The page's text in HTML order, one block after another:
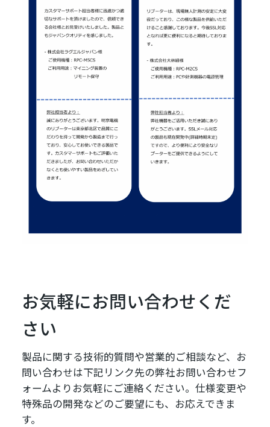
お気軽にお問い合わせくだ
さい
製品に関する技術的質問や営業的ご相談など、お
問い合わせは下記リンク先の弊社お問い合わせフ
ォームよりお気軽にご連絡ください。仕様変更や
特殊品の開発などのご要望にも、お応えできま
す。